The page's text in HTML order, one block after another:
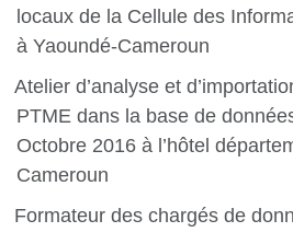
locaux de la Cellule des
à Yaoundé-Cameroun
Atelier d’analyse et
PTME dans la base de
Octobre 2016 à l’hôtel
Cameroun
Formateur des chargés de